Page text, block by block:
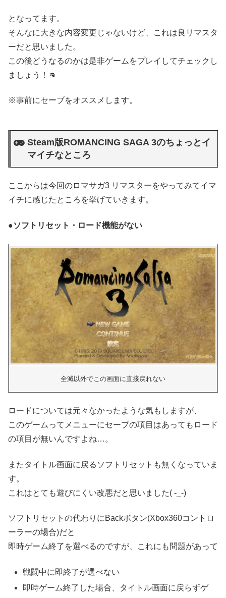
となってます。
そんなに大きな内容変更じゃないけど、これは良リマスタ
ーだと思いました。
この後どうなるのかは是非ゲームをプレイしてチェックし
ましょう！👊
※事前にセーブをオススメします。
Steam版ROMANCING SAGA 3のちょっとイ
マイチなところ
ここからは今回のロマサガ3 リマスターをやってみてイマ
イチに感じたところを挙げていきます。
●ソフトリセット・ロード機能がない
全滅以外でこの画面に直接戻れない
ロードについては元々なかったような気もしますが、
このゲームってメニューにセーブの項目はあってもロード
の項目が無いんですよね…。
またタイトル画面に戻るソフトリセットも無くなっていま
す。
これはとても遊びにくい改悪だと思いました( -_-)
ソフトリセットの代わりにBackボタン(Xbox360コントロ
ーラーの場合)だと
即時ゲーム終了を選べるのですが、これにも問題があって
戦闘中に即終了が選べない
即時ゲーム終了した場合、タイトル画面に戻らずゲ